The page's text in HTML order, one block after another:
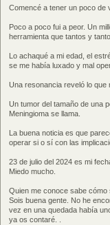
Comencé a tener un poco de
Poco a poco fui a peor. Un
herramienta que tantos y
Lo achaqué a mi edad, el
se me había luxado y mal
Una resonancia reveló lo que
Un tumor del tamaño de una
Meningioma se llama.
La buena noticia es que
operar si o sí con las
23 de julio del 2024 es mi
Miedo mucho.
Quien me conoce sabe
Sois buena gente. No he
vez en una quedada había
ya os contaré. .